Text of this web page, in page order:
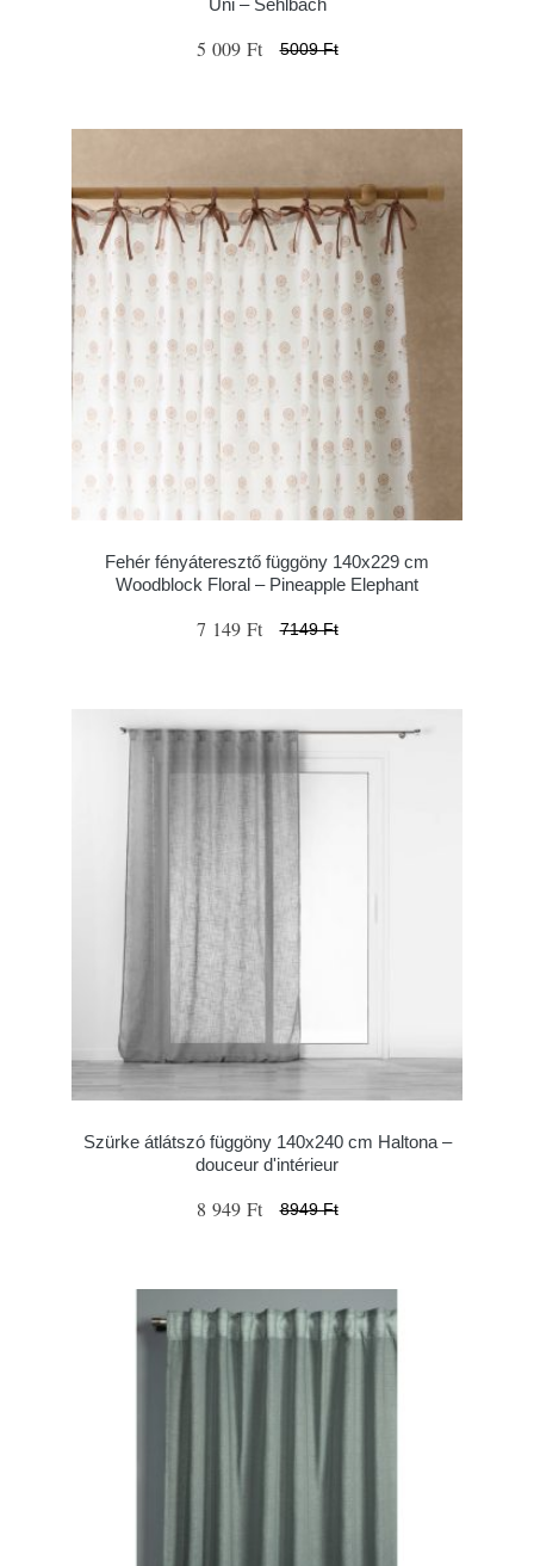
Uni – Sehlbach
5 009 Ft 5009 Ft
Fehér fényáteresztő függöny 140x229 cm
Woodblock Floral – Pineapple Elephant
7 149 Ft 7149 Ft
Szürke átlátszó függöny 140x240 cm Haltona –
douceur d'intérieur
8 949 Ft 8949 Ft